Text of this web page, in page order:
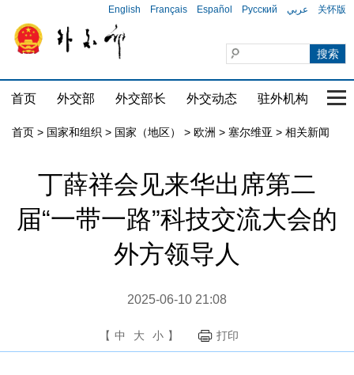
English Français Español Русский عربي 关怀版
首页 外交部 外交部长 外交动态 驻外机构 国
首页 > 国家和组织 > 国家（地区） > 欧洲 > 塞尔维亚 > 相关新闻
丁薛祥会见来华出席第二
届“一带一路”科技交流大会的
外方领导人
2025-06-10 21:08
【 中 大 小 】 打印